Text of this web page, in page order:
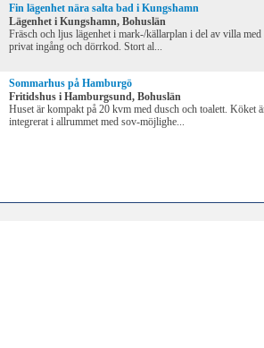
Fin lägenhet nära salta bad i Kungshamn
Lägenhet i Kungshamn, Bohuslän
Fräsch och ljus lägenhet i mark-/källarplan i del av villa med
privat ingång och dörrkod. Stort al...
Sommarhus på Hamburgö
Fritidshus i Hamburgsund, Bohuslän
Huset är kompakt på 20 kvm med dusch och toalett. Köket
integrerat i allrummet med sov-möjlighe...